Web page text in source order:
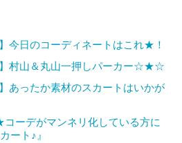
今日のコーディネートはこれ★！
】村山＆丸山一押しパーカー☆★☆
あったか素材のスカートはいかが
ーデがマンネリ化している方に
ート♪』